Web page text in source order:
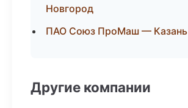
Новгород
ПАО Союз ПроМаш — Казань
Другие компании